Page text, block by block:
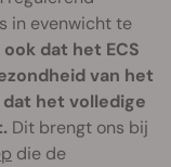
in evenwicht te
dat het ECS
van het
het volledige
Dit brengt ons bij
die de